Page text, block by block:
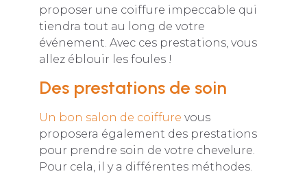
proposer une coiffure impeccable qui
tiendra tout au long de votre
événement. Avec ces prestations, vous
allez éblouir les foules !
Des prestations de soin
Un bon salon de coiffure vous
proposera également des prestations
pour prendre soin de votre chevelure.
Pour cela, il y a différentes méthodes.